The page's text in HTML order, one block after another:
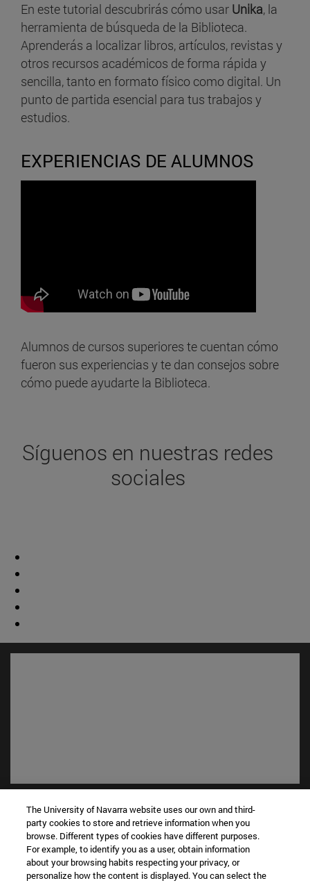
En este tutorial descubrirás cómo usar Unika, la
herramienta de búsqueda de la Biblioteca.
Aprenderás a localizar libros, artículos, revistas y
otros recursos académicos de forma rápida y
sencilla, tanto en formato físico como digital. Un
punto de partida esencial para tus trabajos y
estudios.
EXPERIENCIAS DE ALUMNOS
Alumnos de cursos superiores te cuentan cómo
fueron sus experiencias y te dan consejos sobre
cómo puede ayudarte la Biblioteca.
Síguenos en nuestras redes
sociales
Biblioteca(abre en nueva ventana)
Mi correo(abre en nueva ventana)
Aula virtual ADI(abre en nueva ventana)
Búsqueda de personas(abre en nueva ventana)
The University of Navarra website uses our own and third-
party cookies to store and retrieve information when you
browse. Different types of cookies have different purposes.
For example, to identify you as a user, obtain information
about your browsing habits respecting your privacy, or
personalize how the content is displayed. You can select the